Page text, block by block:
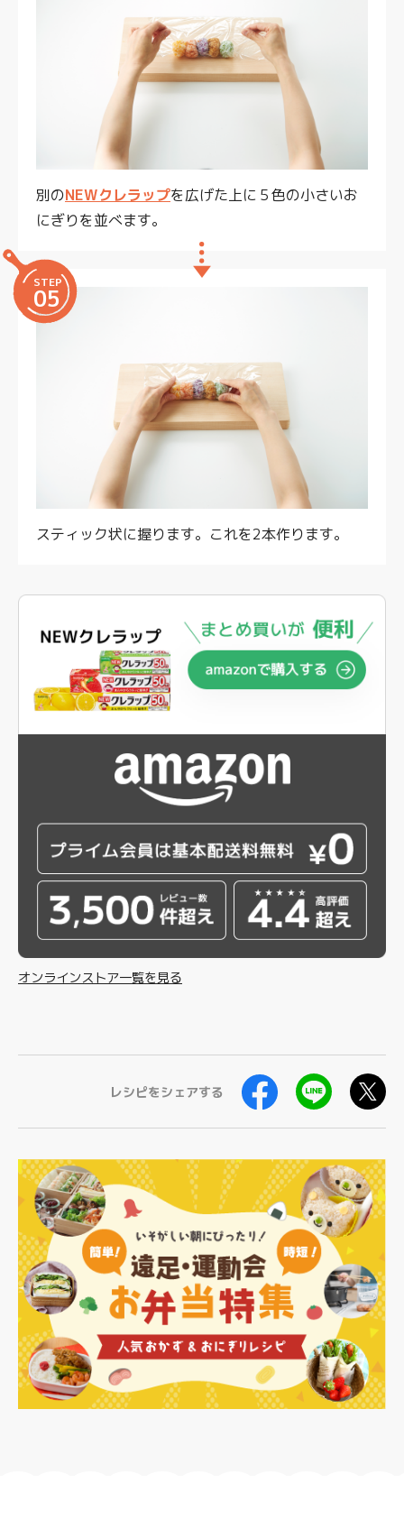
別のNEWクレラップを広げた上に５色の小さいお
にぎりを並べます。
STEP
05
スティック状に握ります。これを2本作ります。
オンラインストア一覧を見る
レシピをシェアする